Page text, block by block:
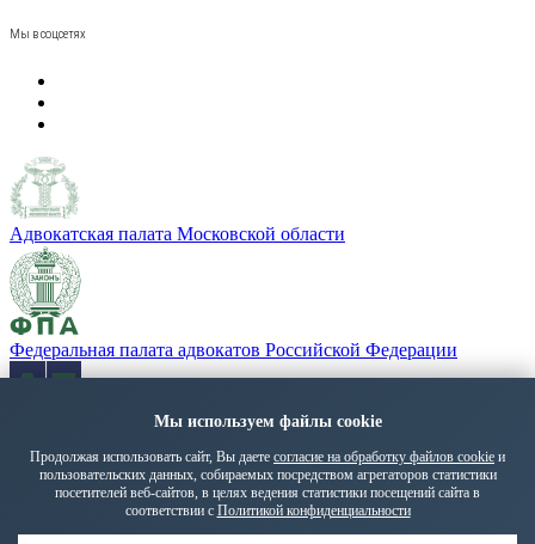
Мы в соцсетях
Адвокатская палата Московской области
Федеральная палата адвокатов Российской Федерации
«Адвокатская газета» - орган Федеральной палаты адвокатов
Политика обработки персональных данных
© 2026 ПМГА. Все права защищены.
Мы используем файлы cookie
Продолжая использовать сайт, Вы даете согласие на обработку файлов cookie и
пользовательских данных, собираемых посредством агрегаторов статистики
посетителей веб-сайтов, в целях ведения статистики посещений сайта в
соответствии с Политикой конфиденциальности